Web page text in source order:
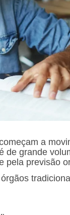
a
de grande
pela previsão